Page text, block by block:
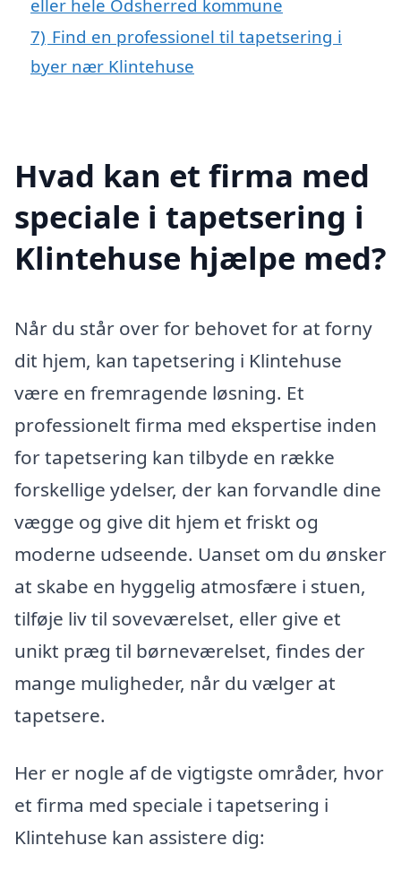
eller hele Odsherred kommune
7) Find en professionel til tapetsering i
byer nær Klintehuse
Hvad kan et firma med
speciale i tapetsering i
Klintehuse hjælpe med?
Når du står over for behovet for at forny
dit hjem, kan tapetsering i Klintehuse
være en fremragende løsning. Et
professionelt firma med ekspertise inden
for tapetsering kan tilbyde en række
forskellige ydelser, der kan forvandle dine
vægge og give dit hjem et friskt og
moderne udseende. Uanset om du ønsker
at skabe en hyggelig atmosfære i stuen,
tilføje liv til soveværelset, eller give et
unikt præg til børneværelset, findes der
mange muligheder, når du vælger at
tapetsere.
Her er nogle af de vigtigste områder, hvor
et firma med speciale i tapetsering i
Klintehuse kan assistere dig: